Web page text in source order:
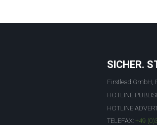
SICHER.
Firstlead GmbH,
HOTLINE
HOTLINE
TELEFAX: +49